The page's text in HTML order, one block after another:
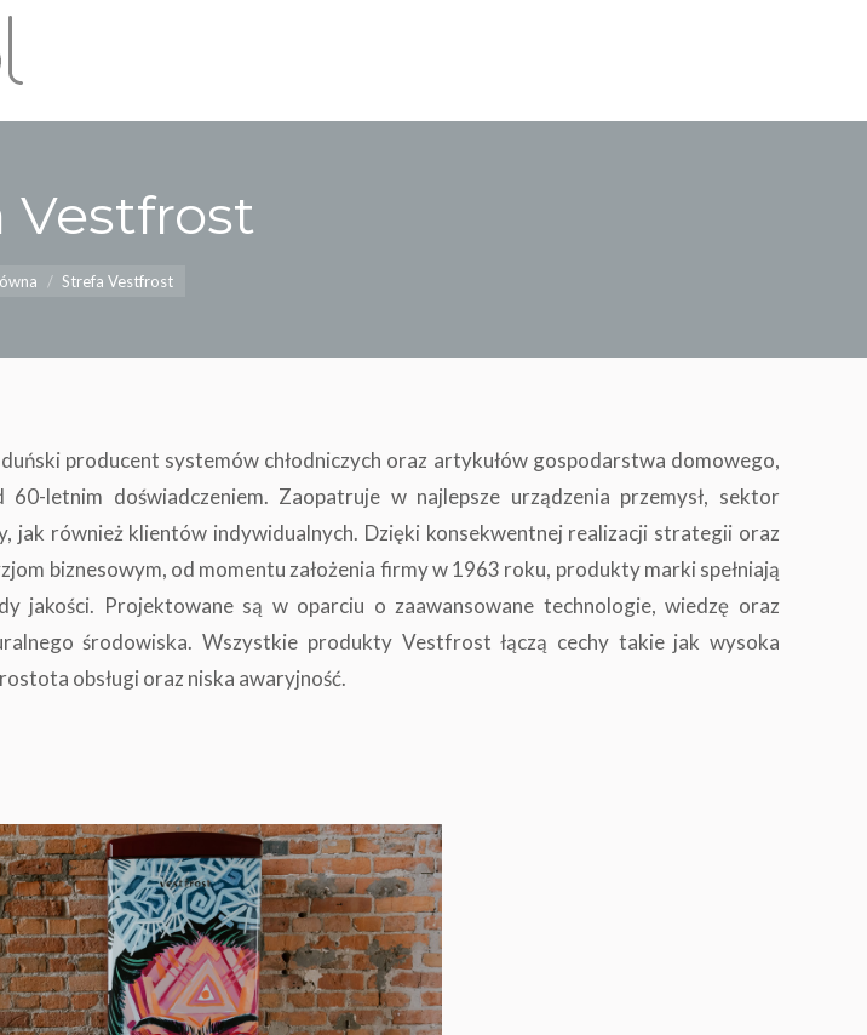
Vestfrost
Strefa Vestfrost
producent systemów chłodniczych oraz artykułów gospodarstwa domowego,
60-letnim doświadczeniem. Zaopatruje w najlepsze urządzenia przemysł, sektor
jak również klientów indywidualnych. Dzięki konsekwentnej realizacji strategii oraz
biznesowym, od momentu założenia firmy w 1963 roku, produkty marki spełniają
jakości. Projektowane są w oparciu o zaawansowane technologie, wiedzę oraz
środowiska. Wszystkie produkty Vestfrost łączą cechy takie jak wysoka
obsługi oraz niska awaryjność.